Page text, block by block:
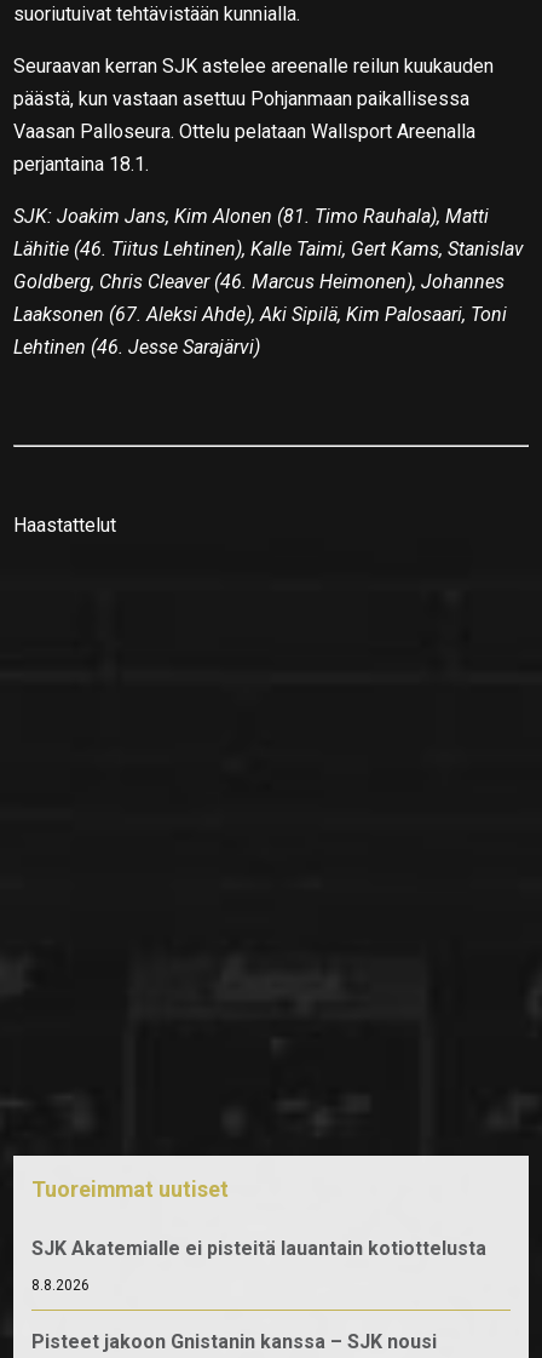
suoriutuivat tehtävistään kunnialla.
Seuraavan kerran SJK astelee areenalle reilun kuukauden
päästä, kun vastaan asettuu Pohjanmaan paikallisessa
Vaasan Palloseura. Ottelu pelataan Wallsport Areenalla
perjantaina 18.1.
SJK: Joakim Jans, Kim Alonen (81. Timo Rauhala), Matti
Lähitie (46. Tiitus Lehtinen), Kalle Taimi, Gert Kams, Stanislav
Goldberg, Chris Cleaver (46. Marcus Heimonen), Johannes
Laaksonen (67. Aleksi Ahde), Aki Sipilä, Kim Palosaari, Toni
Lehtinen (46. Jesse Sarajärvi)
Haastattelut
Tuoreimmat uutiset
SJK Akatemialle ei pisteitä lauantain kotiottelusta
8.8.2026
Pisteet jakoon Gnistanin kanssa – SJK nousi